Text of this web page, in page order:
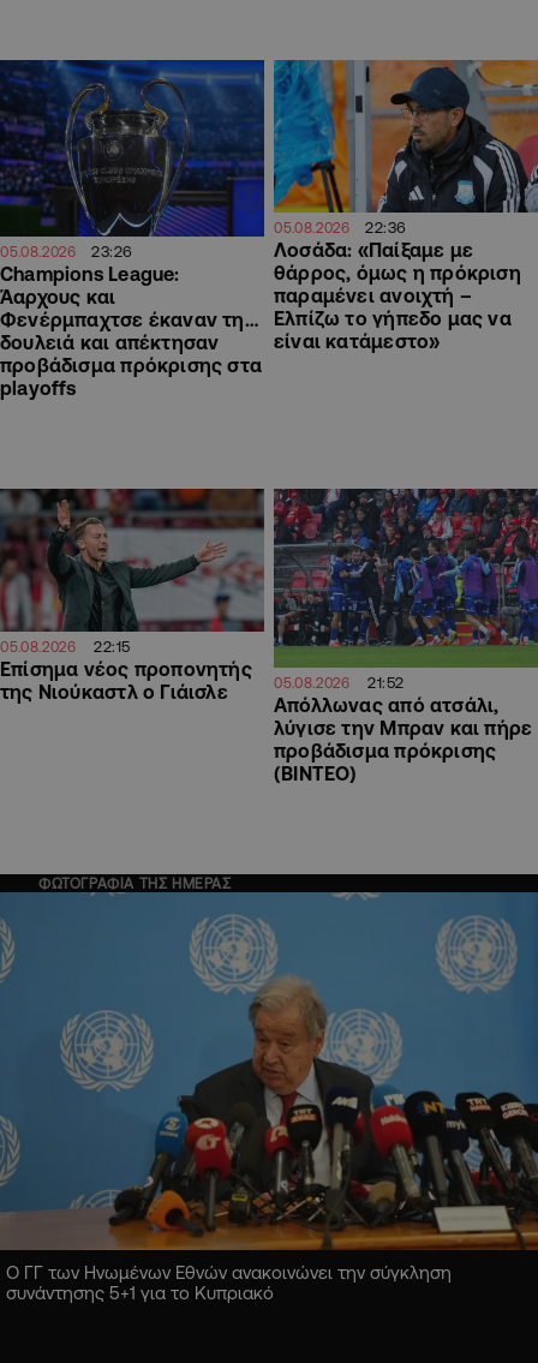
05.08.2026 23:26
Champions League:
Άαρχους και
Φενέρμπαχτσε έκαναν τη…
δουλειά και απέκτησαν
προβάδισμα πρόκρισης στα
playoffs
05.08.2026 22:36
Λοσάδα: «Παίξαμε με
θάρρος, όμως η πρόκριση
παραμένει ανοιχτή –
Ελπίζω το γήπεδο μας να
είναι κατάμεστο»
05.08.2026 22:15
Επίσημα νέος προπονητής
της Νιούκαστλ ο Γιάισλε
05.08.2026 21:52
Απόλλωνας από ατσάλι,
λύγισε την Μπραν και πήρε
προβάδισμα πρόκρισης
(ΒΙΝΤΕΟ)
ΦΩΤΟΓΡΑΦΙΑ ΤΗΣ ΗΜΕΡΑΣ
Ο ΓΓ των Ηνωμένων Εθνών ανακοινώνει την σύγκληση
συνάντησης 5+1 για το Κυπριακό